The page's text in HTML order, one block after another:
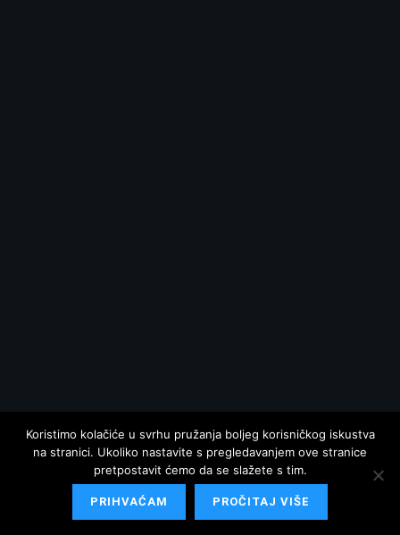
© 2025 Hrvatska danas
Koristimo kolačiće u svrhu pružanja boljeg korisničkog iskustva
na stranici. Ukoliko nastavite s pregledavanjem ove stranice
pretpostavit ćemo da se slažete s tim.
PRIHVAĆAM PROČITAJ VIŠE